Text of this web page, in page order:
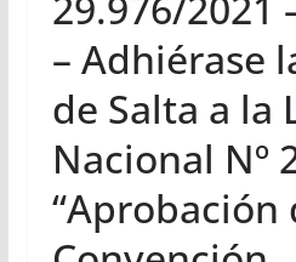
– Adhiérase
de Salta a la
Nacional Nº
“Aprobación